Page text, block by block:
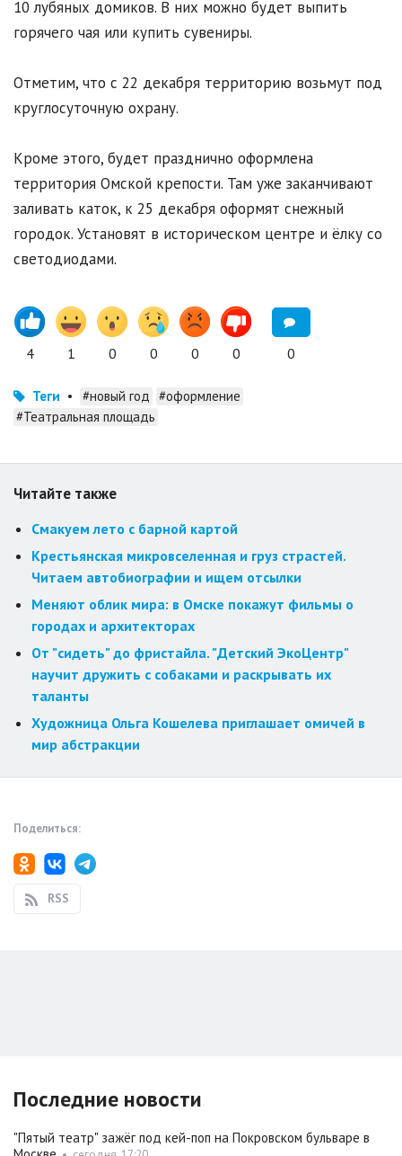
10 лубяных домиков. В них можно будет выпить
горячего чая или купить сувениры.
Отметим, что с 22 декабря территорию возьмут под
круглосуточную охрану.
Кроме этого, будет празднично оформлена
территория Омской крепости. Там уже заканчивают
заливать каток, к 25 декабря оформят снежный
городок. Установят в историческом центре и ёлку со
светодиодами.
4 1 0 0 0 0 0
Теги • #новый год #оформление
#Театральная площадь
Читайте также
Смакуем лето с барной картой
Крестьянская микровселенная и груз страстей.
Читаем автобиографии и ищем отсылки
Меняют облик мира: в Омске покажут фильмы о
городах и архитекторах
От "сидеть" до фристайла. "Детский ЭкоЦентр"
научит дружить с собаками и раскрывать их
таланты
Художница Ольга Кошелева приглашает омичей в
мир абстракции
Поделиться:
RSS
Последние новости
"Пятый театр" зажёг под кей-поп на Покровском бульваре в